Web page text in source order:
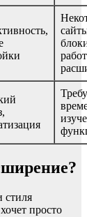
стиля
просто